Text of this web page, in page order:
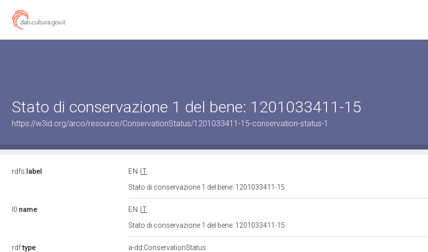
Stato di conservazione 1 del bene: 1201033411-15
https://w3id.org/arco/resource/ConservationStatus/1201033411-15-conservation-status-1
rdfs: label EN
IT
Stato di conservazione 1 del bene: 1201033411-15
l0:name EN
IT
Stato di conservazione 1 del bene: 1201033411-15
rdf:type
a-dd:ConservationStatus